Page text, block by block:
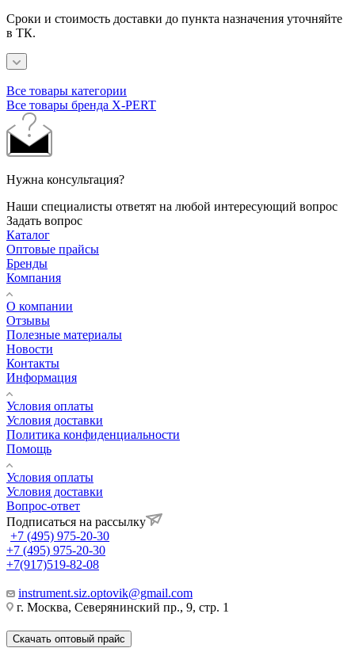
Сроки и стоимость доставки до пункта назначения уточняйте
в ТК.
Все товары категории
Все товары бренда X-PERT
Нужна консультация?
Наши специалисты ответят на любой интересующий вопрос
Задать вопрос
Каталог
Оптовые прайсы
Бренды
Компания
О компании
Отзывы
Полезные материалы
Новости
Контакты
Информация
Условия оплаты
Условия доставки
Политика конфиденциальности
Помощь
Условия оплаты
Условия доставки
Вопрос-ответ
Подписаться на рассылку
+7 (495) 975-20-30
+7 (495) 975-20-30
+7(917)519-82-08
instrument.siz.optovik@gmail.com
г. Москва, Северянинский пр., 9, стр. 1
Скачать оптовый прайс